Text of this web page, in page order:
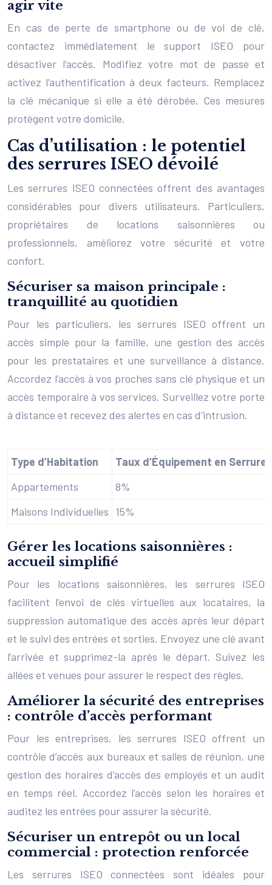
agir vite
En cas de perte de smartphone ou de vol de clé,
contactez immédiatement le support ISEO pour
désactiver l’accès. Modifiez votre mot de passe et
activez l’authentification à deux facteurs. Remplacez
la clé mécanique si elle a été dérobée. Ces mesures
protègent votre domicile.
Cas d’utilisation : le potentiel
des serrures ISEO dévoilé
Les serrures ISEO connectées offrent des avantages
considérables pour divers utilisateurs. Particuliers,
propriétaires de locations saisonnières ou
professionnels, améliorez votre sécurité et votre
confort.
Sécuriser sa maison principale :
tranquillité au quotidien
Pour les particuliers, les serrures ISEO offrent un
accès simple pour la famille, une gestion des accès
pour les prestataires et une surveillance à distance.
Accordez l’accès à vos proches sans clé physique et un
accès temporaire à vos services. Surveillez votre porte
à distance et recevez des alertes en cas d’intrusion.
Type d’Habitation
Taux d’Équipement en
Appartements
8%
Maisons Individuelles 15%
Gérer les locations saisonnières :
accueil simplifié
Pour les locations saisonnières, les serrures ISEO
facilitent l’envoi de clés virtuelles aux locataires, la
suppression automatique des accès après leur départ
et le suivi des entrées et sorties. Envoyez une clé avant
l’arrivée et supprimez-la après le départ. Suivez les
allées et venues pour assurer le respect des règles.
Améliorer la sécurité des entreprises
: contrôle d’accès performant
Pour les entreprises, les serrures ISEO offrent un
contrôle d’accès aux bureaux et salles de réunion, une
gestion des horaires d’accès des employés et un audit
en temps réel. Accordez l’accès selon les horaires et
auditez les entrées pour assurer la sécurité.
Sécuriser un entrepôt ou un local
commercial : protection renforcée
Les serrures ISEO connectées sont idéales pour